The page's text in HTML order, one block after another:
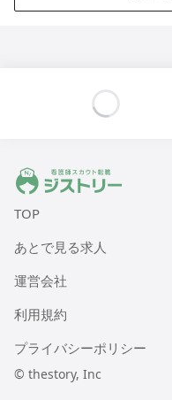
ウィル訪問看護ステーシ
東京都杉並区久我山五丁目11-
ウィル訪問看護ステーシ
東京都江戸川区南篠崎町二丁目
ウィル訪問看護ステーショ
千葉県市川市市川1-22-10 オガ
ウィル訪問看護ステーショ
東京都江戸川区船堀4丁目9-5 ル
ジストリー 看護師の転職
TOP
あとで見る求人
運営会社
利用規約
プライバシーポリシー
© thestory, Inc